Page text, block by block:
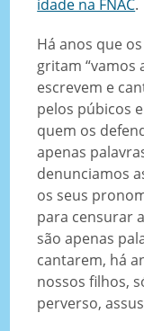
idade na FNAC.
Há anos que
gritam “vamos
escrevem e
pelos púbicos
quem os
apenas
denunciamos
os seus
para censurar
são apenas
cantarem, há
nossos filhos,
perverso,